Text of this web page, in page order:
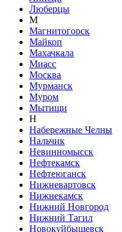
Люберцы
М
Магнитогорск
Майкоп
Махачкала
Миасс
Москва
Мурманск
Муром
Мытищи
Н
Набережные Челны
Нальчик
Невинномысск
Нефтекамск
Нефтеюганск
Нижневартовск
Нижнекамск
Нижний Новгород
Нижний Тагил
Новокуйбышевск